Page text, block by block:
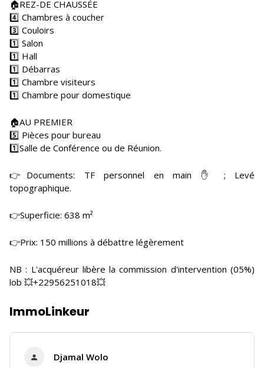
🏠REZ-DE CHAUSSÉE
4️⃣ Chambres à coucher
3️⃣ Couloirs
1️⃣ Salon
1️⃣ Hall
1️⃣ Débarras
1️⃣ Chambre visiteurs
1️⃣ Chambre pour domestique
🏠AU PREMIER
5️⃣ Pièces pour bureau
1️⃣Salle de Conférence ou de Réunion.
👉Documents: TF personnel en main ✋ ; Levé
topographique.
👉Superficie: 638 m²
👉Prix: 150 millions à débattre légèrement
NB : L'acquéreur libère la commission d'intervention (05%)
lob 💥+22956251018💥
ImmoLinkeur
Djamal Wolo